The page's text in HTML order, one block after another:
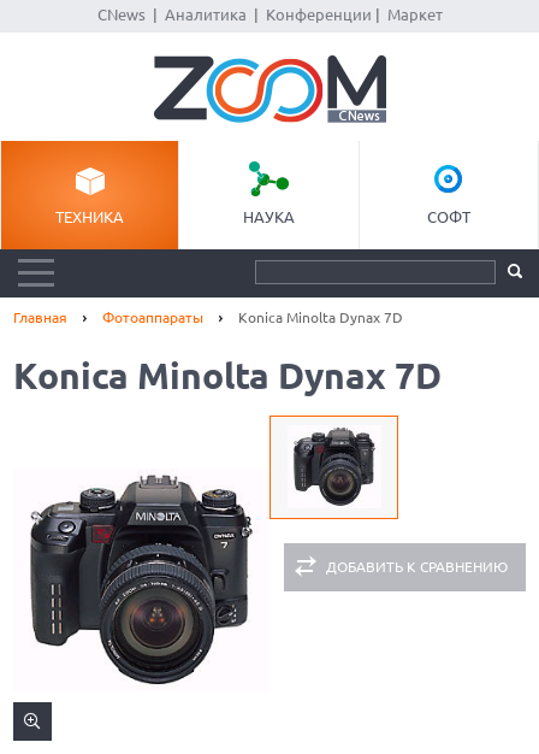
CNews| Аналитика Конференции Маркет
ТЕХНИКА НАУКА СОФТ
Главная Фотоаппараты Konica Minolta Dynax 7D
Konica Minolta Dynax 7D
ДОБАВИТЬ К СРАВНЕНИЮ